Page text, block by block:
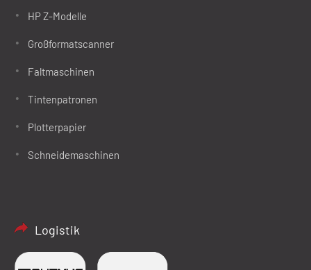
HP Z-Modelle
Großformatscanner
Faltmaschinen
Tintenpatronen
Plotterpapier
Schneidemaschinen
Logistik